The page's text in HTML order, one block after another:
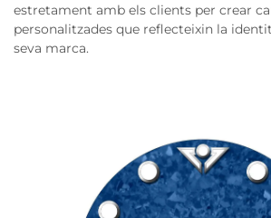
estretament amb els clients per crear
personalitzades que reflecteixin la
seva marca.